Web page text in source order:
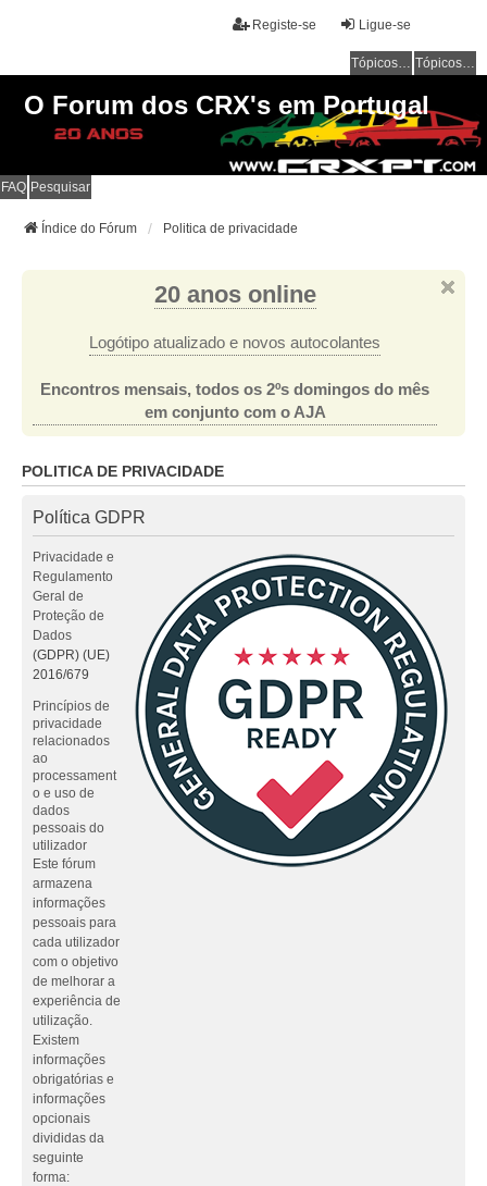
Ligue-se
Registe-se
Tópicos sem resposta Tópicos ativos
O Forum dos CRX's em Portugal
FAQ Pesquisar
Índice do Fórum Politica de privacidade
20 anos online
Logótipo atualizado e novos autocolantes
Encontros mensais, todos os 2ºs domingos do mês
em conjunto com o AJA
POLITICA DE PRIVACIDADE
Política GDPR
Privacidade e
Regulamento
Geral de
Proteção de
Dados
(GDPR) (UE)
2016/679
Princípios de
privacidade
relacionados
ao
processament
o e uso de
dados
pessoais do
utilizador
Este fórum
armazena
informações
pessoais para
cada utilizador
com o objetivo
de melhorar a
experiência de
utilização.
Existem
informações
obrigatórias e
informações
opcionais
divididas da
seguinte
forma: